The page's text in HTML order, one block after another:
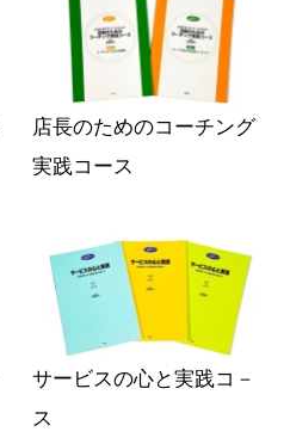
店長のためのコーチング
実践コース
サービスの心と実践コ－
ス